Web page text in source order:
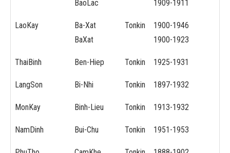
BaoLac
1909-1911
LaoKay
Ba-Xat
BaXat
Tonkin
1900-1946
1900-1923
ThaiBinh Ben-Hiep Tonkin 1925-1931
LangSon Bi-Nhi Tonkin 1897-1932
MonKay Binh-Lieu Tonkin 1913-1932
NamDinh Bui-Chu Tonkin 1951-1953